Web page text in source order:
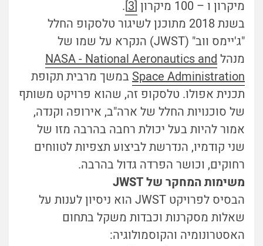
מיקרון ו – 100 מיקרון
[3]
.
בשנת 2018 מתוכנן לשיגור טלסקופ החלל
"ג'יימס ווב" (JWST) הנקרא על שמו של
מנהלNASA - National Aeronautics and
Space Administration במשך מרבית תקופת
תכנית אפולו. טלסקופ זה, שהוא פרויקט משותף
של סוכנויות החלל של ארה"ב, אירופה וקנדה,
אמור להיות בעל יכולת רחבה בהרבה מזו של
שני קודמיו, הנדרשת לביצוע תצפיות לטווחים
רחוקים, וכושר הפרדה גדול בהרבה.
משימות המחקר של JWST
הבסיס לפרויקט JWST הוא ניסיון לענות על
שאלות מסקרנות וכבדות משקל בתחום
האסטרונומיה והקוסמולוגיה: